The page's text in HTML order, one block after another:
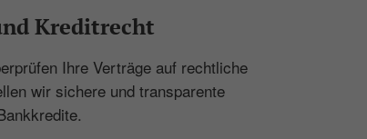
Kreditrecht
Ihre Verträge auf rechtliche
wir sichere und transparente